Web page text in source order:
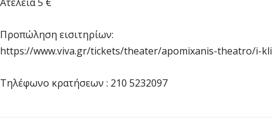
Προπώληση εισιτηρίων:
https://www.viva.gr/tickets/theater/apomixanis-theatro/i-
Τηλέφωνο κρατήσεων : 210 5232097